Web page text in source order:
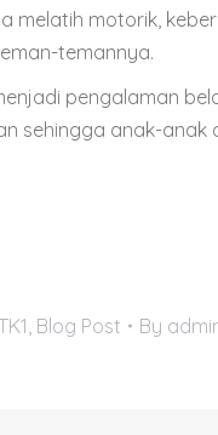
melatih motorik,
temannya.
pengalaman
sehingga anak-
Blog Post By